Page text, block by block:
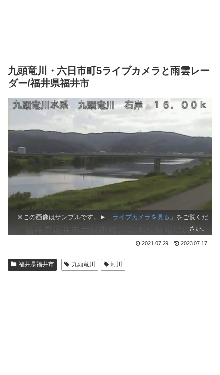
九頭竜川・六日市町5ライブカメラと雨雲レー
ダー/福井県福井市
※この画像はサンプルです。►「ライブカメラを見る 」をご覧くだ
さい。
2021.07.29 2023.07.17
福井県福井市 九頭竜川 河川